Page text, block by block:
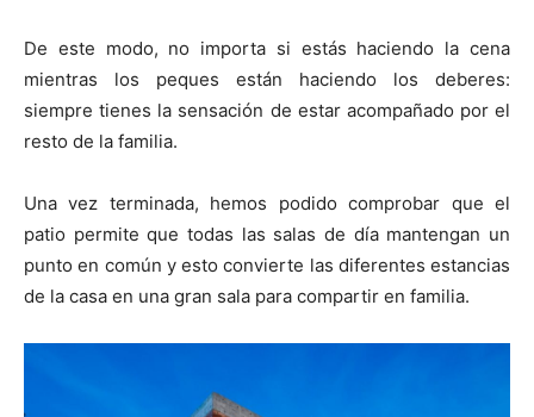
De este modo, no importa si estás haciendo la cena
mientras los peques están haciendo los deberes:
siempre tienes la sensación de estar acompañado por el
resto de la familia.
Una vez terminada, hemos podido comprobar que el
patio permite que todas las salas de día mantengan un
punto en común y esto convierte las diferentes estancias
de la casa en una gran sala para compartir en familia.